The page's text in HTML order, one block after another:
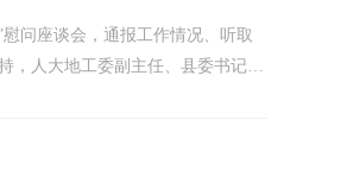
问座谈会，通报工作情况、听取
，人大地工委副主任、县委书记王